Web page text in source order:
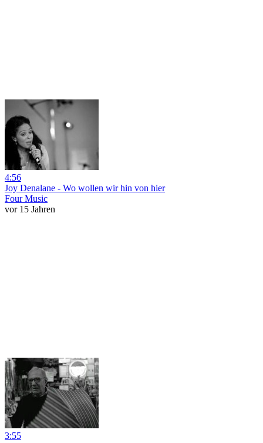
4:56
Joy Denalane - Wo wollen wir hin von hier
Four Music
vor 15 Jahren
3:55